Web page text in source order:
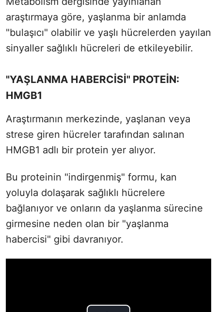
araştırmaya göre, yaşlanma bir anlamda
"bulaşıcı" olabilir ve yaşlı hücrelerden yayılan
sinyaller sağlıklı hücreleri de etkileyebilir.
"YAŞLANMA HABERCİSİ" PROTEİN:
HMGB1
Araştırmanın merkezinde, yaşlanan veya
strese giren hücreler tarafından salınan
HMGB1 adlı bir protein yer alıyor.
Bu proteinin "indirgenmiş" formu, kan
yoluyla dolaşarak sağlıklı hücrelere
bağlanıyor ve onların da yaşlanma sürecine
girmesine neden olan bir "yaşlanma
habercisi" gibi davranıyor.